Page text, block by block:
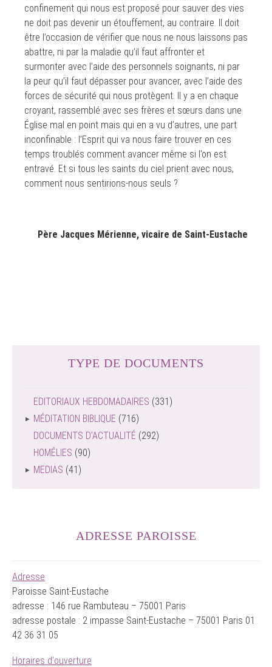
confinement qui nous est proposé pour sauver des vies
ne doit pas devenir un étouffement, au contraire. Il doit
être l’occasion de vérifier que nous ne nous laissons pas
abattre, ni par la maladie qu’il faut affronter et
surmonter avec l’aide des personnels soignants, ni par
la peur qu’il faut dépasser pour avancer, avec l’aide des
forces de sécurité qui nous protègent. Il y a en chaque
croyant, rassemblé avec ses frères et sœurs dans une
Église mal en point mais qui en a vu d’autres, une part
inconfinable : l’Esprit qui va nous faire trouver en ces
temps troublés comment avancer même si l’on est
entravé. Et si tous les saints du ciel prient avec nous,
comment nous sentirions-nous seuls ?
Père Jacques Mérienne, vicaire de Saint-Eustache
TYPE DE DOCUMENTS
EDITORIAUX HEBDOMADAIRES (331)
MÉDITATION BIBLIQUE (716)
DOCUMENTS D'ACTUALITÉ (292)
HOMÉLIES (90)
MEDIAS (41)
ADRESSE PAROISSE
Adresse
Paroisse Saint-Eustache
adresse : 146 rue Rambuteau – 75001 Paris
adresse postale : 2 impasse Saint-Eustache – 75001 Paris 01
42 36 31 05
Horaires d'ouverture